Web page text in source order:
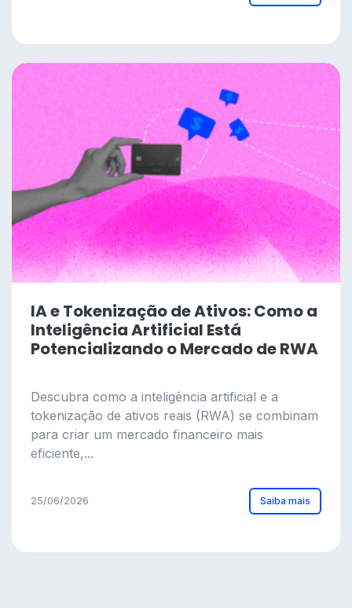
IA e Tokenização de Ativos: Como a
Inteligência Artificial Está
Potencializando o Mercado de RWA
Descubra como a inteligência artificial e a
tokenização de ativos reais (RWA) se combinam
para criar um mercado financeiro mais
eficiente,...
25/06/2026 Saiba mais